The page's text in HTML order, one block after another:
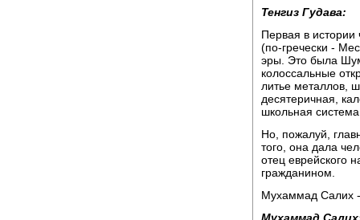
Тенгиз Гудава:
Первая в истории
(по-гречески -
эры. Это была
колоссальные
литье металлов,
десятеричная,
школьная
Но, пожалуй,
того, она дала
отец еврейского
гражданином.
Мухаммад Салих -